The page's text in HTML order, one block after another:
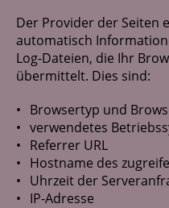
Der Provider der Seiten
automatisch
Log-Dateien, die Ihr
übermittelt. Dies sind:
Browsertyp und
verwendetes
Referrer URL
Hostname des
Uhrzeit der
IP-Adresse